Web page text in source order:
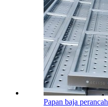
Papan baja perancah